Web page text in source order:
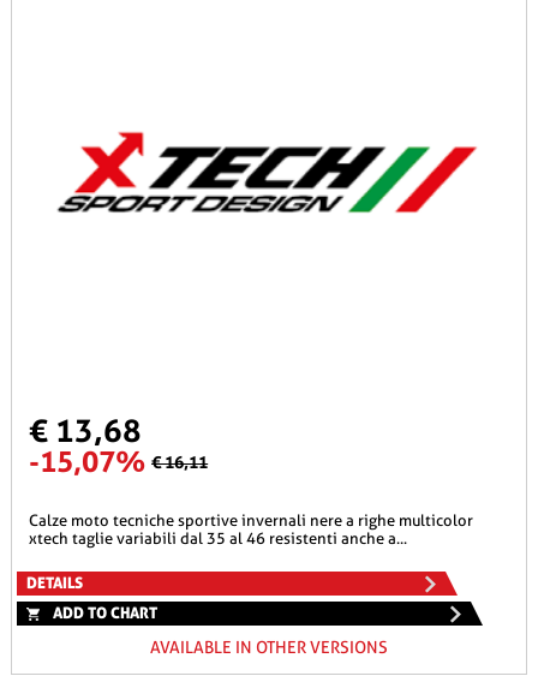
€ 13,68
-15,07% € 16,11
calze moto tecniche sportive invernali nere a righe multicolor
xtech taglie variabili dal 35 al 46 resistenti anche a...
DETAILS
ADD TO CHART
AVAILABLE IN OTHER VERSIONS